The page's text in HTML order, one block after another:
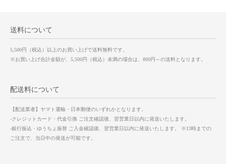
送料について
5,500円（税込）以上のお買い上げで送料無料です。
※お買い上げ合計金額が、5,500円（税込）未満の場合は、800円～の送料となります。
配送料について
【配送業者】ヤマト運輸・日本郵便のいずれかとなります。
-クレジットカード・代金引換 ご注文確認後、翌営業日以内に発送いたします。
-銀行振込・ゆうちょ振替 ご入金確認後、翌営業日以内に発送いたします。 ※13時までの
ご注文で、当日中の発送が可能です。